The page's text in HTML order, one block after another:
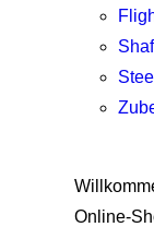
Online-